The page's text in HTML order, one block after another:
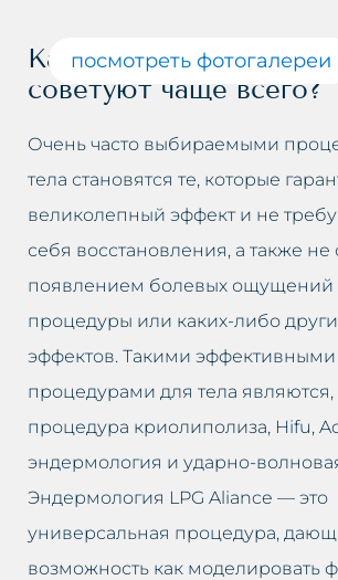
посмотреть фотогалереи
Какие процедуры для
советуют чаще всего?
Очень часто выбираемыми
тела становятся те, которые
великолепный эффект и не
себя восстановления, а также не
появлением болевых ощущений
процедуры или каких-либо
эффектов. Такими эффективными
процедурами для тела
процедура криолиполиза, Hifu,
эндермология и ударно-
Эндермология LPG Aliance — это
универсальная процедура,
возможность как моделировать